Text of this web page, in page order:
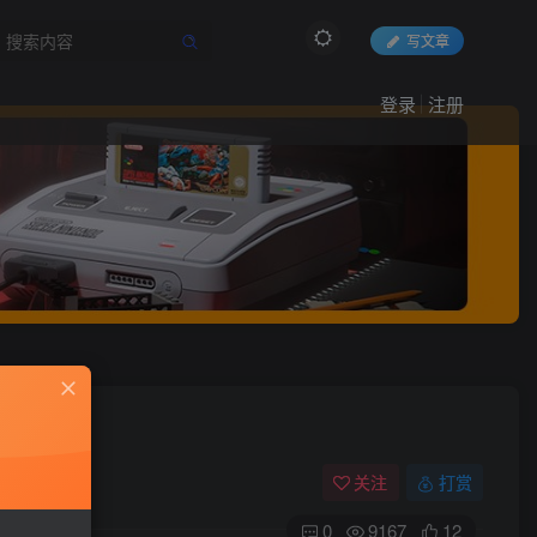
写文章
登录 注册
关注 打赏
0 9167 12